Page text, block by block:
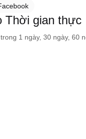
Thời gian thực
1 ngày, 30 ngày,